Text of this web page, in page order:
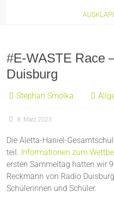
#E-WASTE Race
Duisburg
Stephan Smolka
8. März 2023
Die Aletta-Haniel-
teil. Informationen zum
ersten Sammeltag hatten wir
Reckmann von Radio
Schülerinnen und Schüler.